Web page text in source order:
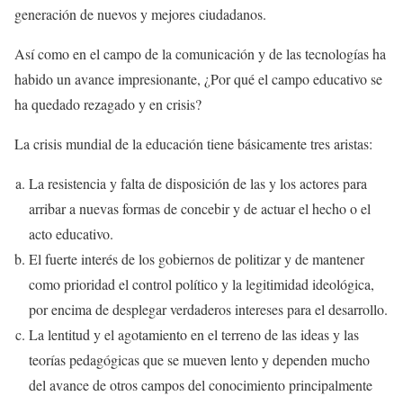
generación de nuevos y mejores ciudadanos.
Así como en el campo de la comunicación y de las tecnologías ha
habido un avance impresionante, ¿Por qué el campo educativo se
ha quedado rezagado y en crisis?
La crisis mundial de la educación tiene básicamente tres aristas:
La resistencia y falta de disposición de las y los actores para
arribar a nuevas formas de concebir y de actuar el hecho o el
acto educativo.
El fuerte interés de los gobiernos de politizar y de mantener
como prioridad el control político y la legitimidad ideológica,
por encima de desplegar verdaderos intereses para el desarrollo.
La lentitud y el agotamiento en el terreno de las ideas y las
teorías pedagógicas que se mueven lento y dependen mucho
del avance de otros campos del conocimiento principalmente